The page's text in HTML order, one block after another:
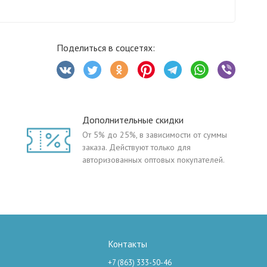
Поделиться в соцсетях:
Дополнительные скидки
От 5% до 25%, в зависимости от суммы
заказа. Действуют только для
авторизованных оптовых покупателей.
Контакты
+7 (863) 333-50-46